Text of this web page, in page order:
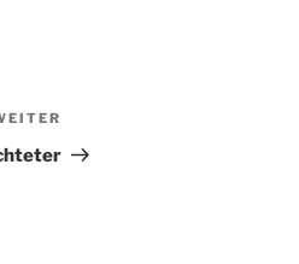
Beitrag